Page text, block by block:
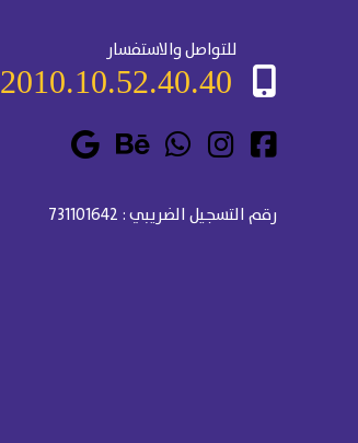
للتواصل والاستفسار
2010.10.52.40.40+
رقم التسجيل الضريبي : 731101642